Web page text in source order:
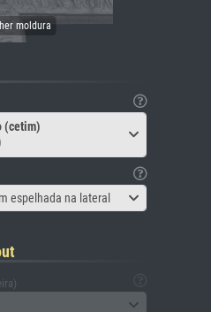
(cetim)
espelhada na lateral